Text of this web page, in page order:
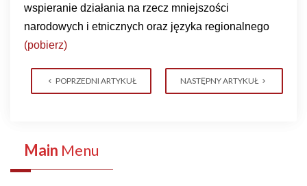
wspieranie działania na rzecz mniejszości
narodowych i etnicznych oraz języka regionalnego
(pobierz)
POPRZEDNI ARTYKUŁ NASTĘPNY ARTYKUŁ
Main Menu